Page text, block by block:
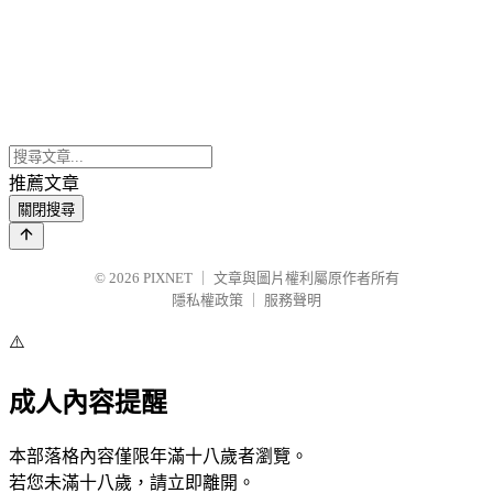
推薦文章
關閉搜尋
© 2026 PIXNET
文章與圖片權利屬原作者所有
隱私權政策
服務聲明
⚠️
成人內容提醒
本部落格內容僅限年滿十八歲者瀏覽。
若您未滿十八歲，請立即離開。